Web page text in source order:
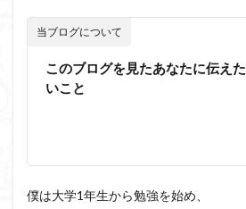
当ブログについて
このブログを見たあなたに伝えた
いこと
僕は大学1年生から勉強を始め、